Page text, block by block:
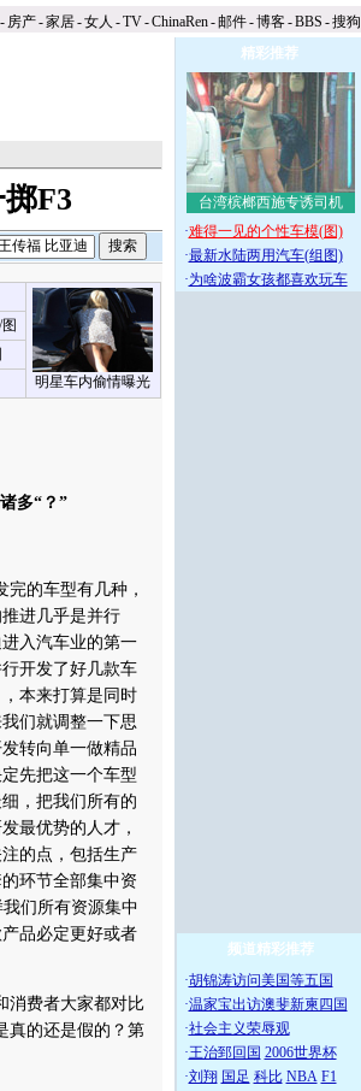
- 房产-家居-女人 -TV-ChinaRen-邮件-博客-BBS -搜狗
F3
明星车内偷情曝光
多“？”
的车型有几种，
进几乎是并行
入汽车业的第一
开发了好几款车
本来打算是同时
们就调整一下思
转向单一做精品
先把这一个车型
，把我们所有的
最优势的人才，
的点，包括生产
环节全部集中资
们所有资源集中
品必定更好或者
费者大家都对比
真的还是假的？第
精彩推荐
台湾槟榔西施专诱司机
·难得一见的个性车模(图)
·最新水陆两用汽车(组图)
·为啥波霸女孩都喜欢玩车
频道精彩推荐
·胡锦涛访问美国等五国
·温家宝出访澳斐新柬四国
·社会主义荣辱观
·王治郅回国 2006世界杯
·刘翔 国足 科比 NBA F1